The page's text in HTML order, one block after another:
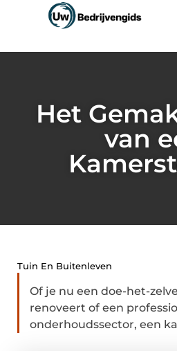
Het
van
Tuin En Buitenleven
Of je nu een doe-het-
renoveert of een
onderhoudssector, een